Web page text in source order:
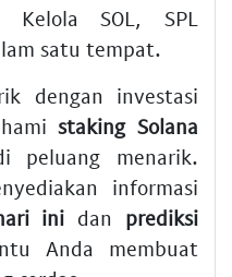
Kelola SOL, SPL
satu tempat.
dengan investasi
staking Solana
peluang menarik.
informasi
ini dan prediksi
Anda membuat